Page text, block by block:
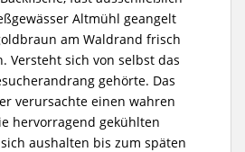
Altmühl geangelt
am Waldrand frisch
Versteht sich von selbst das
gehörte. Das
verursachte einen wahren
hervorragend gekühlten
aushalten bis zum späten